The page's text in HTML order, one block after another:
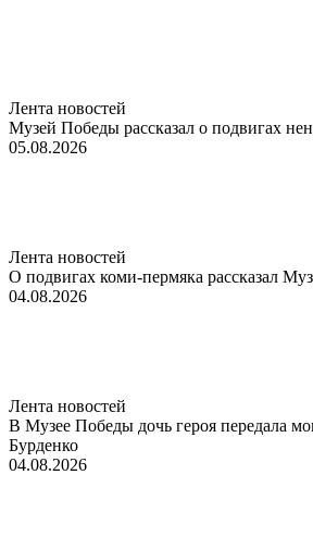
Лента новостей
Музей Победы рассказал о подвигах
05.08.2026
Лента новостей
О подвигах коми-пермяка рассказал
04.08.2026
Лента новостей
В Музее Победы дочь героя передала
Бурденко
04.08.2026